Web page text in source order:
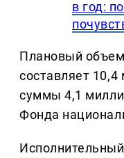
в год:
Плановый
составляет
суммы 4,1
Фонда